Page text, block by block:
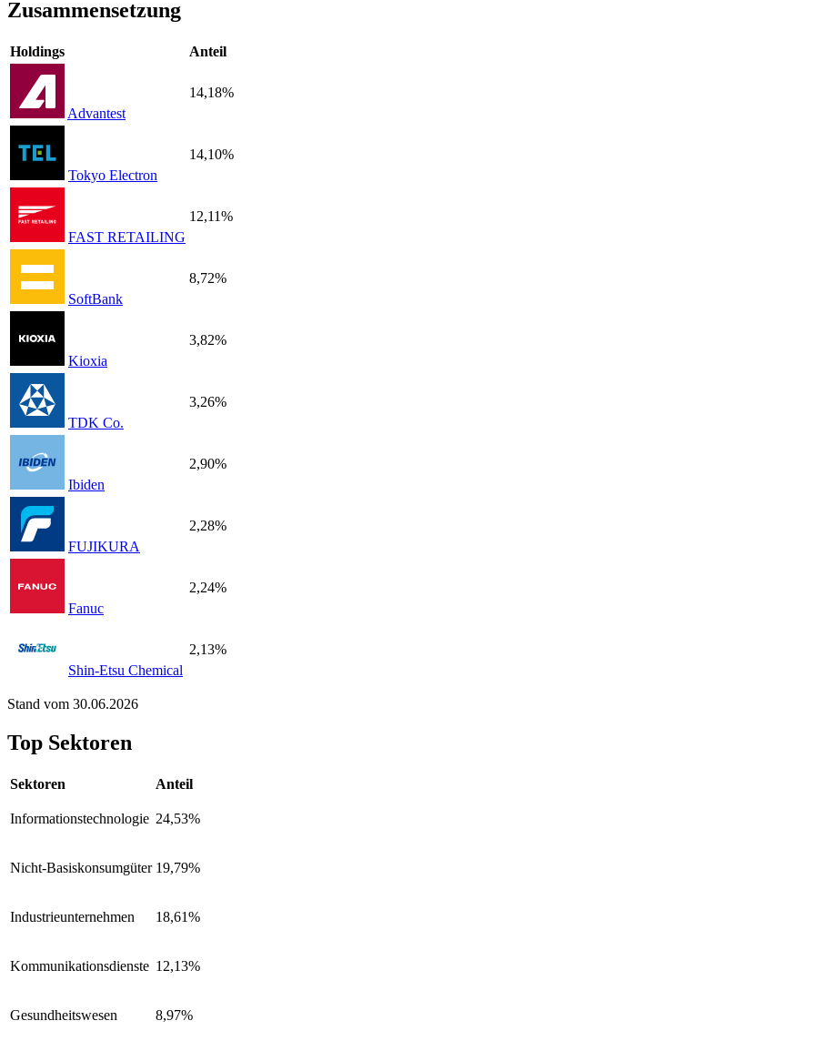
Zusammensetzung
Holdings Anteil
Advantest
14,18%
Tokyo Electron
14,10%
FAST RETAILING
12,11%
SoftBank
8,72%
Kioxia
3,82%
TDK Co.
3,26%
Ibiden
2,90%
FUJIKURA
2,28%
Fanuc
2,24%
Shin-Etsu Chemical
2,13%
Stand vom 30.06.2026
Top Sektoren
Sektoren Anteil
Informationstechnologie 24,53%
Nicht-Basiskonsumgüter 19,79%
Industrieunternehmen 18,61%
Kommunikationsdienste 12,13%
Gesundheitswesen 8,97%